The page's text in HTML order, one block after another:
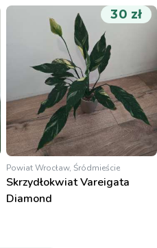
30 zł
Powiat Wrocław, Śródmieście
Skrzydłokwiat Vareigata
Diamond